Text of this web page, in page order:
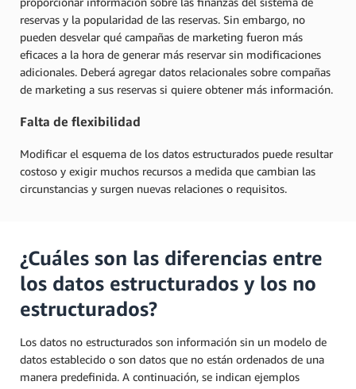
reservas y la popularidad de las reservas. Sin embargo, no
pueden desvelar qué campañas de marketing fueron más
eficaces a la hora de generar más reservar sin modificaciones
adicionales. Deberá agregar datos relacionales sobre compañas
de marketing a sus reservas si quiere obtener más información.
Falta de flexibilidad
Modificar el esquema de los datos estructurados puede resultar
costoso y exigir muchos recursos a medida que cambian las
circunstancias y surgen nuevas relaciones o requisitos.
¿Cuáles son las diferencias entre
los datos estructurados y los no
estructurados?
Los datos no estructurados son información sin un modelo de
datos establecido o son datos que no están ordenados de una
manera predefinida. A continuación, se indican ejemplos